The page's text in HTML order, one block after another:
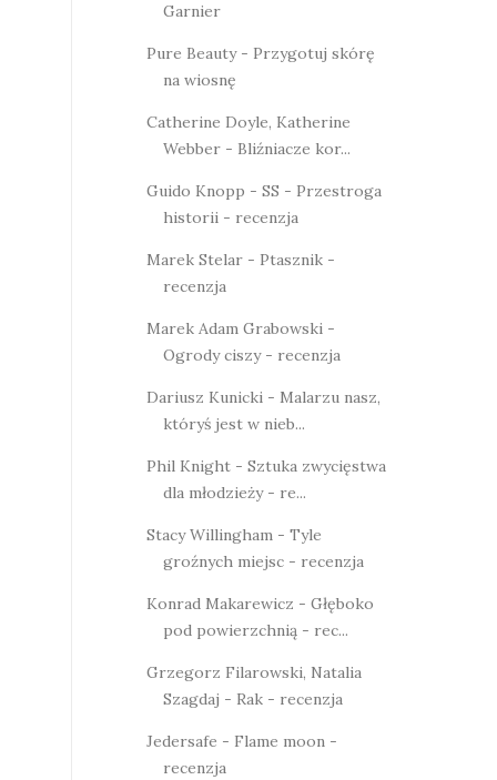
Garnier
Pure Beauty - Przygotuj skórę
na wiosnę
Catherine Doyle, Katherine
Webber - Bliźniacze kor...
Guido Knopp - SS - Przestroga
historii - recenzja
Marek Stelar - Ptasznik -
recenzja
Marek Adam Grabowski -
Ogrody ciszy - recenzja
Dariusz Kunicki - Malarzu nasz,
któryś jest w nieb...
Phil Knight - Sztuka zwycięstwa
dla młodzieży - re...
Stacy Willingham - Tyle
groźnych miejsc - recenzja
Konrad Makarewicz - Głęboko
pod powierzchnią - rec...
Grzegorz Filarowski, Natalia
Szagdaj - Rak - recenzja
Jedersafe - Flame moon -
recenzja